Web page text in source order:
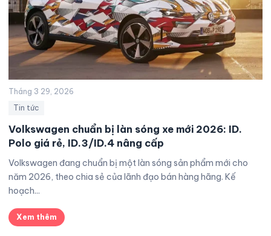
Tháng 3 29, 2026
Tin tức
Volkswagen chuẩn bị làn sóng xe mới 2026: ID.
Polo giá rẻ, ID.3/ID.4 nâng cấp
Volkswagen đang chuẩn bị một làn sóng sản phẩm mới cho
năm 2026, theo chia sẻ của lãnh đạo bán hàng hãng. Kế
hoạch...
Xem thêm